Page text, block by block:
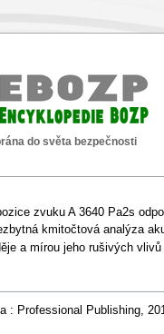
do světa bezpečnosti
zvuku A 3640 Pa2s
kmitočtová analýza
a mírou jeho rušivých vlivů
: Professional Publishing,